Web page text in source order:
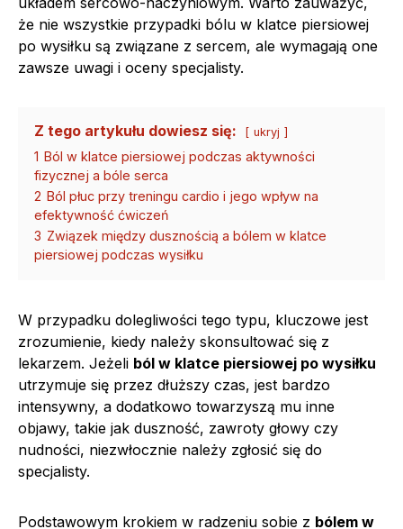
że nie wszystkie przypadki bólu w klatce piersiowej
po wysiłku są związane z sercem, ale wymagają one
zawsze uwagi i oceny specjalisty.
Z tego artykułu dowiesz się: ukryj
1 Ból w klatce piersiowej podczas aktywności
fizycznej a bóle serca
2 Ból płuc przy treningu cardio i jego wpływ na
efektywność ćwiczeń
3 Związek między dusznością a bólem w klatce
piersiowej podczas wysiłku
W przypadku dolegliwości tego typu, kluczowe jest
zrozumienie, kiedy należy skonsultować się z
lekarzem. Jeżeli ból w klatce piersiowej po wysiłku
utrzymuje się przez dłuższy czas, jest bardzo
intensywny, a dodatkowo towarzyszą mu inne
objawy, takie jak duszność, zawroty głowy czy
nudności, niezwłocznie należy zgłosić się do
specjalisty.
Podstawowym krokiem w radzeniu sobie z bólem w